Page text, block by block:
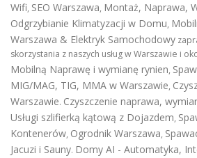
Wifi, SEO Warszawa, Montaż, Naprawa,
Odgrzybianie Klimatyzacji w Domu,
Warszawa & Elektryk Samochodowy
skorzystania z naszych usług w Warszawie i
Mobilną Naprawę i wymianę rynien,
MIG/MAG, TIG, MMA w Warszawie,
Warszawie. Czyszczenie naprawa,
Usługi szlifierką kątową z Dojazdem,
Kontenerów, Ogrodnik Warszawa,
Jacuzi i Sauny. Domy AI - Automatyka,